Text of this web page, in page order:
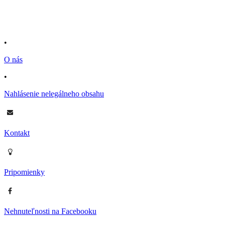
•
O nás
•
Nahlásenie nelegálneho obsahu
Kontakt
Pripomienky
Nehnuteľnosti na Facebooku